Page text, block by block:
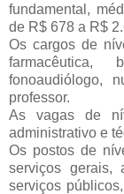
fundamental,
de R$ 678 a R$
Os cargos de
farmacêutica,
fonoaudiólogo,
professor.
As vagas de
administrativo e
Os postos de
serviços gerais,
serviços